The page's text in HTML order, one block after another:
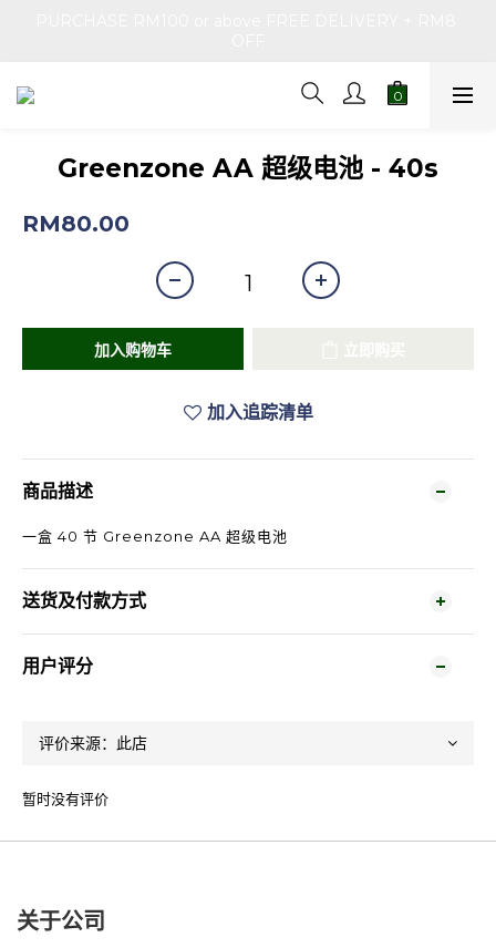
Greenzone AA 超级电池 - 40s
RM80.00
加入购物车
加入追踪清单
商品描述
一盒 40 节 Greenzone AA 超级电池
送货及付款方式
用户评分
暂时没有评价
关于公司